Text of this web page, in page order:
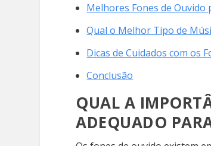
Melhores Fones de
Qual o Melhor Tipo de
Dicas de Cuidados com os
Conclusão
QUAL A
ADEQUADO